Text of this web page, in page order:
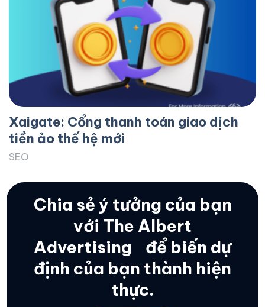
Xaigate: Cổng thanh toán giao dịch
tiền ảo thế hệ mới
SEO
Chia sẻ ý tưởng của bạn
với The Albert
Advertising để biến dự
định của bạn thành hiện
thực.